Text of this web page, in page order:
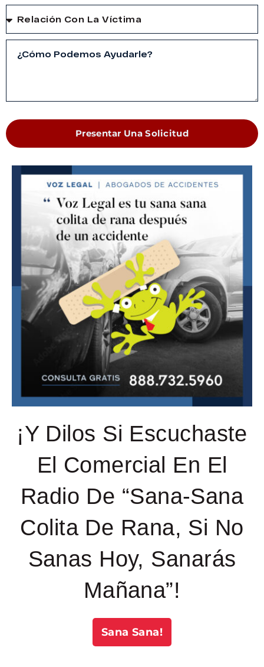
Presentar Una Solicitud
¡Y Dilos Si Escuchaste
El Comercial En El
Radio De “Sana-Sana
Colita De Rana, Si No
Sanas Hoy, Sanarás
Mañana”!
Sana Sana!